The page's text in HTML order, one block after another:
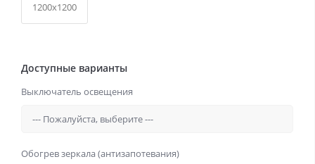
1200x1200
Доступные варианты
Выключатель освещения
Обогрев зеркала (антизапотевания)